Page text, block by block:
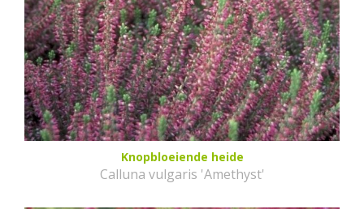
Knopbloeiende heide
Calluna vulgaris 'Amethyst'